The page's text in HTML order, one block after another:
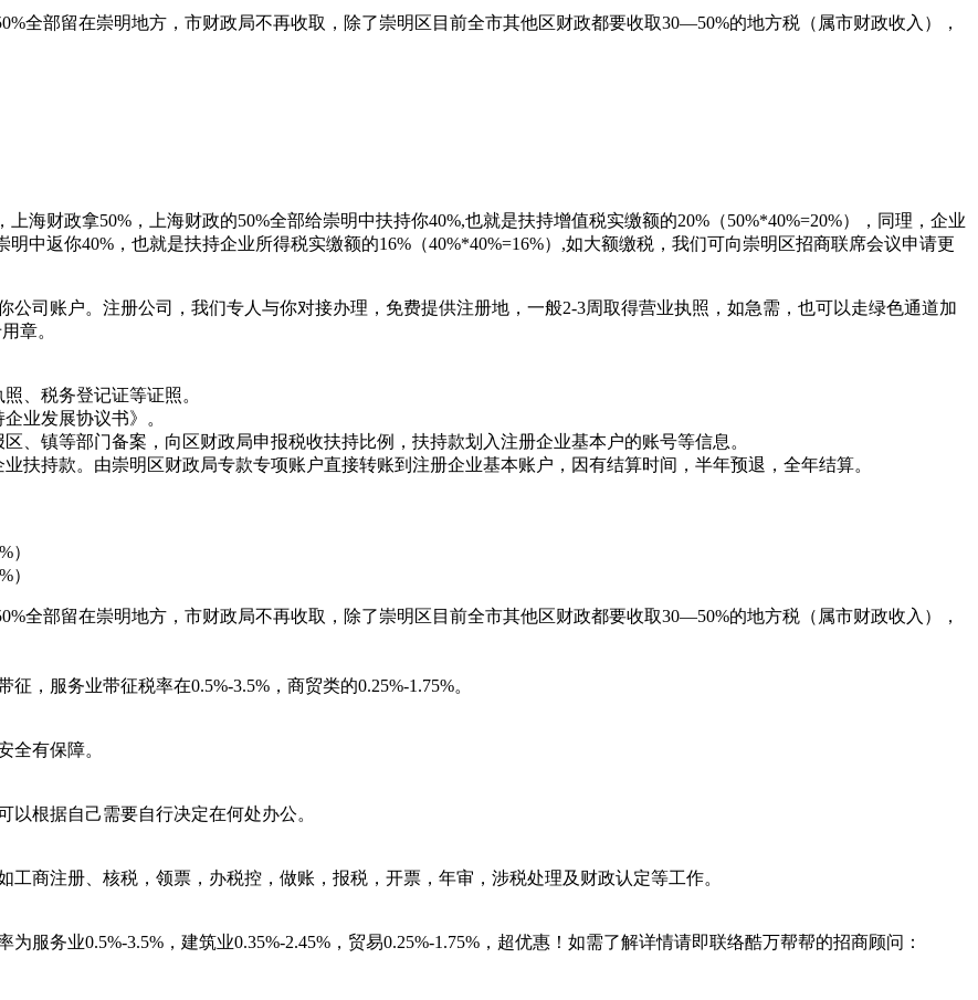
全部留在崇明地方，市财政局不再收取，除了崇明区目前全市其他区财政都要收取30—50%的地方税（属市财政收入），
海财政拿50%，上海财政的50%全部给崇明中扶持你40%,也就是扶持增值税实缴额的20%（50%*40%=20%），同理，企业
中返你40%，也就是扶持企业所得税实缴额的16%（40%*40%=16%）,如大额缴税，我们可向崇明区招商联席会议申请更
司账户。注册公司，我们专人与你对接办理，免费提供注册地，一般2-3周取得营业执照，如急需，也可以走绿色通道加
章。
、税务登记证等证照。
业发展协议书》。
、镇等部门备案，向区财政局申报税收扶持比例，扶持款划入注册企业基本户的账号等信息。
扶持款。由崇明区财政局专款专项账户直接转账到注册企业基本账户，因有结算时间，半年预退，全年结算。
）
）
全部留在崇明地方，市财政局不再收取，除了崇明区目前全市其他区财政都要收取30—50%的地方税（属市财政收入），
，服务业带征税率在0.5%-3.5%，商贸类的0.25%-1.75%。
全有保障。
根据自己需要自行决定在何处办公。
商注册、核税，领票，办税控，做账，报税，开票，年审，涉税处理及财政认定等工作。
服务业0.5%-3.5%，建筑业0.35%-2.45%，贸易0.25%-1.75%，超优惠！如需了解详情请即联络酷万帮帮的招商顾问：